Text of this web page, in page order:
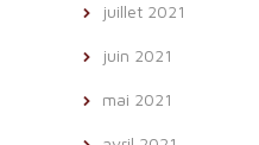
juillet 2021
juin 2021
mai 2021